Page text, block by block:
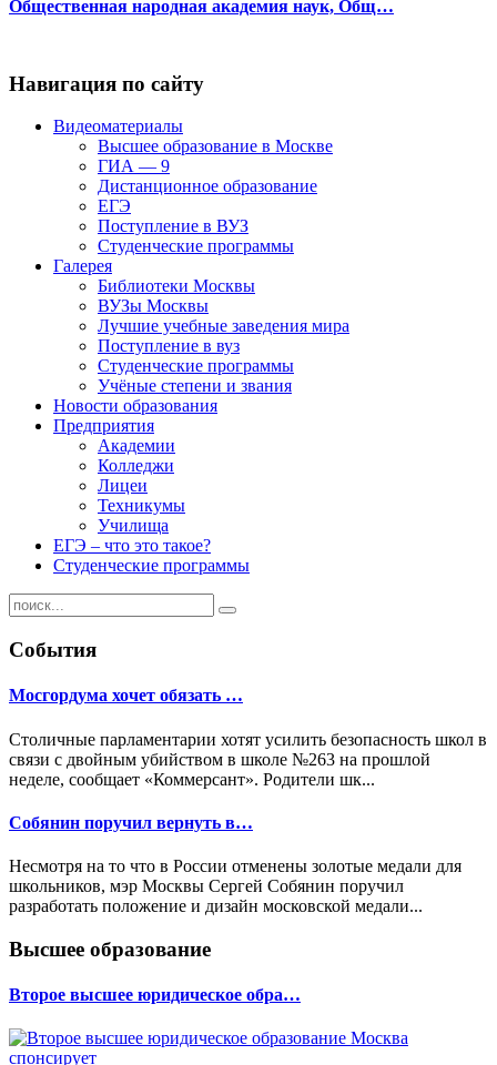
Общественная народная академия наук, Общ…
Навигация по сайту
Видеоматериалы
Высшее образование в Москве
ГИА — 9
Дистанционное образование
ЕГЭ
Поступление в ВУЗ
Студенческие программы
Галерея
Библиотеки Москвы
ВУЗы Москвы
Лучшие учебные заведения мира
Поступление в вуз
Студенческие программы
Учёные степени и звания
Новости образования
Предприятия
Академии
Колледжи
Лицеи
Техникумы
Училища
ЕГЭ – что это такое?
Студенческие программы
События
Мосгордума хочет обязать …
Столичные парламентарии хотят усилить безопасность школ в
связи с двойным убийством в школе №263 на прошлой
неделе, сообщает «Коммерсант». Родители шк...
Собянин поручил вернуть в…
Несмотря на то что в России отменены золотые медали для
школьников, мэр Москвы Сергей Собянин поручил
разработать положение и дизайн московской медали...
Высшее образование
Второе высшее юридическое обра…